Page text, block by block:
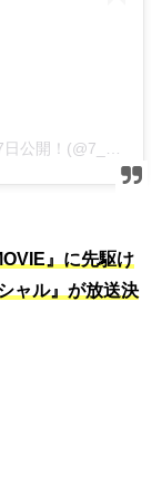
』に先駆け
ャル』が放送決